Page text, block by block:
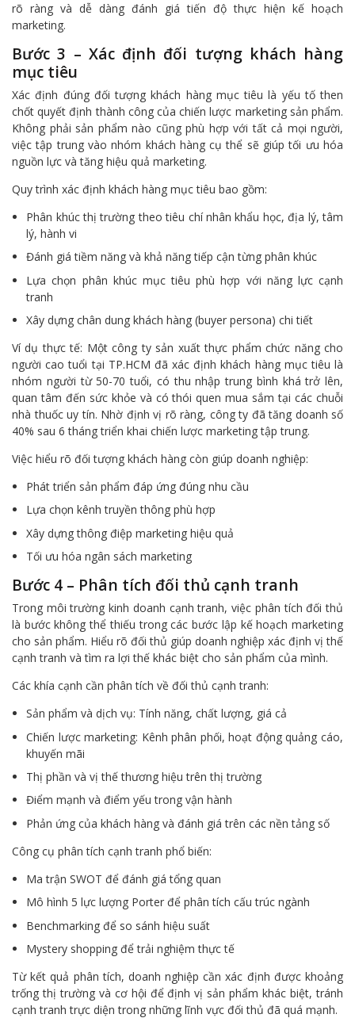
rõ ràng và dễ dàng đánh giá tiến độ thực hiện kế hoạch
marketing.
Bước 3 – Xác định đối tượng khách hàng
mục tiêu
Xác định đúng đối tượng khách hàng mục tiêu là yếu tố then
chốt quyết định thành công của chiến lược marketing sản phẩm.
Không phải sản phẩm nào cũng phù hợp với tất cả mọi người,
việc tập trung vào nhóm khách hàng cụ thể sẽ giúp tối ưu hóa
nguồn lực và tăng hiệu quả marketing.
Quy trình xác định khách hàng mục tiêu bao gồm:
Phân khúc thị trường theo tiêu chí nhân khẩu học, địa lý, tâm
lý, hành vi
Đánh giá tiềm năng và khả năng tiếp cận từng phân khúc
Lựa chọn phân khúc mục tiêu phù hợp với năng lực cạnh
tranh
Xây dựng chân dung khách hàng (buyer persona) chi tiết
Ví dụ thực tế: Một công ty sản xuất thực phẩm chức năng cho
người cao tuổi tại TP.HCM đã xác định khách hàng mục tiêu là
nhóm người từ 50-70 tuổi, có thu nhập trung bình khá trở lên,
quan tâm đến sức khỏe và có thói quen mua sắm tại các chuỗi
nhà thuốc uy tín. Nhờ định vị rõ ràng, công ty đã tăng doanh số
40% sau 6 tháng triển khai chiến lược marketing tập trung.
Việc hiểu rõ đối tượng khách hàng còn giúp doanh nghiệp:
Phát triển sản phẩm đáp ứng đúng nhu cầu
Lựa chọn kênh truyền thông phù hợp
Xây dựng thông điệp marketing hiệu quả
Tối ưu hóa ngân sách marketing
Bước 4 – Phân tích đối thủ cạnh tranh
Trong môi trường kinh doanh cạnh tranh, việc phân tích đối thủ
là bước không thể thiếu trong các bước lập kế hoạch marketing
cho sản phẩm. Hiểu rõ đối thủ giúp doanh nghiệp xác định vị thế
cạnh tranh và tìm ra lợi thế khác biệt cho sản phẩm của mình.
Các khía cạnh cần phân tích về đối thủ cạnh tranh:
Sản phẩm và dịch vụ: Tính năng, chất lượng, giá cả
Chiến lược marketing: Kênh phân phối, hoạt động quảng cáo,
khuyến mãi
Thị phần và vị thế thương hiệu trên thị trường
Điểm mạnh và điểm yếu trong vận hành
Phản ứng của khách hàng và đánh giá trên các nền tảng số
Công cụ phân tích cạnh tranh phổ biến:
Ma trận SWOT để đánh giá tổng quan
Mô hình 5 lực lượng Porter để phân tích cấu trúc ngành
Benchmarking để so sánh hiệu suất
Mystery shopping để trải nghiệm thực tế
Từ kết quả phân tích, doanh nghiệp cần xác định được khoảng
trống thị trường và cơ hội để định vị sản phẩm khác biệt, tránh
cạnh tranh trực diện trong những lĩnh vực đối thủ đã quá mạnh.